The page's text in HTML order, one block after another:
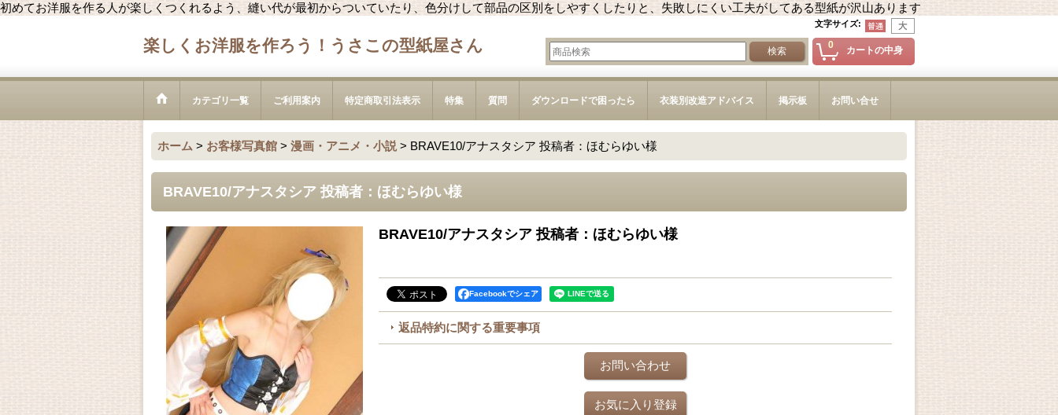
初めてお洋服を作る人が楽しくつくれるよう、縫い代が最初からついていたり、色分けして部品の区別をしやすくしたりと、失敗しにくい工夫がしてある型紙が沢山あります
文字サイズ:
楽しくお洋服を作ろう！うさこの型紙屋さん 0 カートの中身
カテゴリ一覧 ご利用案内 特定商取引法表示 特集 質問 ダウンロードで困ったら 衣装別改造アドバイス 掲示板 お問い合せ
ホーム > お客様写真館 > 漫画・アニメ・小説 > BRAVE10/アナスタシア 投稿者：ほむらゆい様
BRAVE10/アナスタシア 投稿者：ほむらゆい様
BRAVE10/アナスタシア 投稿者：ほむらゆい様
Facebookでシェア
返品特約に関する重要事項
お問い合わせ
お気に入り登録